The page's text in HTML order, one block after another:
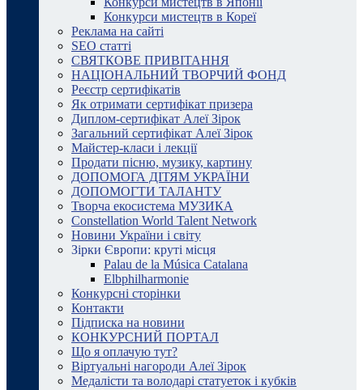
Конкурси мистецтв в Кореї
Реклама на сайті
SEO статті
СВЯТКОВЕ ПРИВІТАННЯ
НАЦІОНАЛЬНИЙ ТВОРЧИЙ ФОНД
Реєстр сертифікатів
Як отримати сертифікат призера
Диплом-сертифікат Алеї Зірок
Загальний сертифікат Алеї Зірок
Майстер-класи і лекції
Продати пісню, музику, картину
ДОПОМОГА ДІТЯМ УКРАЇНИ
ДОПОМОГТИ ТАЛАНТУ
Творча екосистема МУЗИКА
Constellation World Talent Network
Новини України і світу
Зірки Європи: круті місця
Palau de la Música Catalana
Elbphilharmonie
Конкурсні сторінки
Контакти
Підписка на новини
КОНКУРСНИЙ ПОРТАЛ
Що я оплачую тут?
Віртуальні нагороди Алеї Зірок
Медалісти та володарі статуеток і кубків